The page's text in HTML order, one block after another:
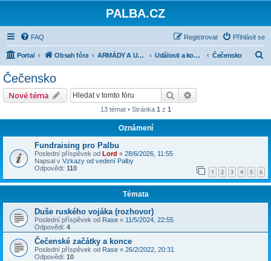
PALBA.CZ
FAQ Přihlásit se
Registrovat
Portal Obsah fóra ARMÁDY A UDÁLOSTI PO ROCE 1945 Události a konflikty po roce 1945 Čečensko
Čečensko
Nové téma Hledat
13 témat • Stránka 1 z 1
Oznámení
Fundraising pro Palbu
Poslední příspěvek od Lord « 28/6/2026, 11:55
Napsal v Vzkazy od vedení Palby
Odpovědi: 110 1 2 3 4 5 6
Témata
Duše ruského vojáka (rozhovor)
Poslední příspěvek od Rase « 11/5/2024, 22:55
Odpovědi: 4
Čečenské začátky a konce
Poslední příspěvek od Rase « 26/2/2022, 20:31
Odpovědi: 10